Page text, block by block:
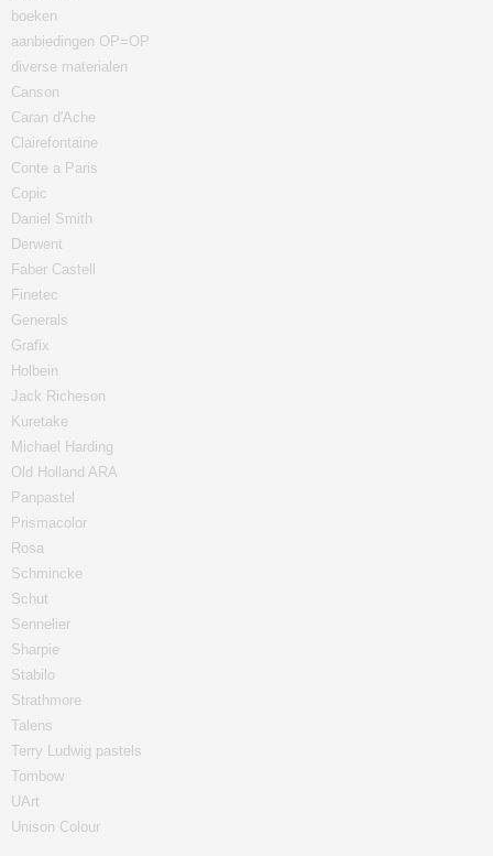
boeken
aanbiedingen OP=OP
diverse materialen
Canson
Caran d'Ache
Clairefontaine
Conte a Paris
Copic
Daniel Smith
Derwent
Faber Castell
Finetec
Generals
Grafix
Holbein
Jack Richeson
Kuretake
Michael Harding
Old Holland ARA
Panpastel
Prismacolor
Rosa
Schmincke
Schut
Sennelier
Sharpie
Stabilo
Strathmore
Talens
Terry Ludwig pastels
Tombow
UArt
Unison Colour